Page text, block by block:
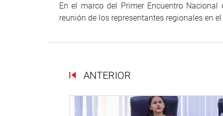
En el marco del Primer Encuentro
reunión de los representantes regionales en
ANTERIOR